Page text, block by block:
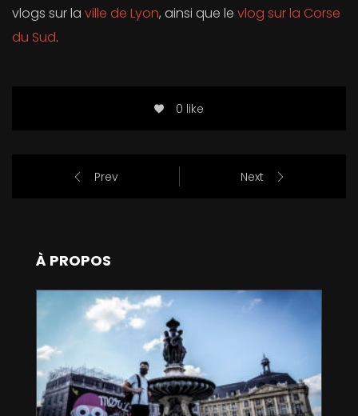
vlogs sur la ville de Lyon, ainsi que le vlog sur la Corse
du Sud.
0 like
Prev Next
À PROPOS